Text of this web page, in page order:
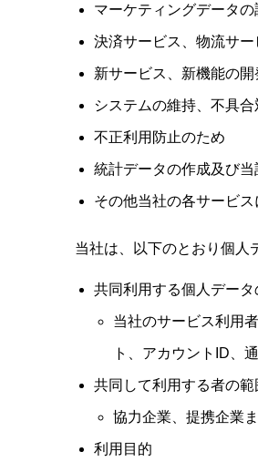
マーケティングデータ
決済サービス、物流サ
新サービス、新機能の開
システムの維持、不具
不正利用防止のため
統計データの作成及び
その他当社の各サービ
当社は、以下のとおり個人
共同利用する個人データ
当社のサービス利用
ト、アカウントID、
共同して利用する者の範
協力企業、提携企業
利用目的